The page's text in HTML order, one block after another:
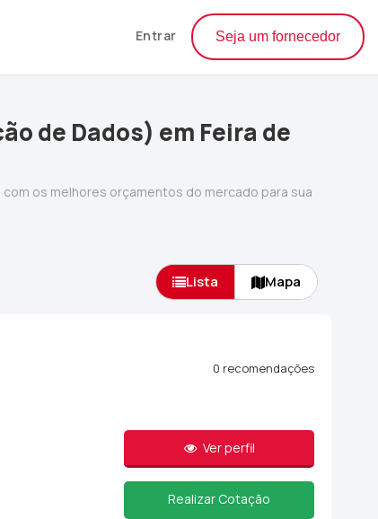
Entrar Seja um fornecedor
de Dados) em Feira de
os melhores orçamentos do mercado para sua
Lista Mapa
0 recomendações
Ver perfil
Realizar Cotação